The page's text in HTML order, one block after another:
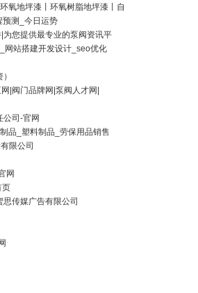
氧地坪漆丨环氧树脂地坪漆丨自
预测_今日运势
您提供最专业的泵阀资讯平
网站搭建开发设计_seo优化
|阀门品牌网|泵阀人才网|
公司-官网
品_塑料制品_劳保用品销售
限公司
网
页
传媒广告有限公司